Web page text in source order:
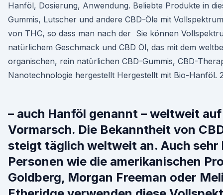
Hanföl, Dosierung, Anwendung. Beliebte Produkte in
Gummis, Lutscher und andere CBD-Öle mit
von THC, so dass man nach der Sie können
natürlichem Geschmack und CBD Öl, das mit dem
organischen, rein natürlichen CBD-Gummis, CBD-
Nanotechnologie hergestellt Hergestellt mit Bio-Hanföl.
– auch Hanföl genannt – weltweit
Vormarsch. Die Bekanntheit von
steigt täglich weltweit an. Auch sehr
Personen wie die amerikanischen
Goldberg, Morgan Freeman oder